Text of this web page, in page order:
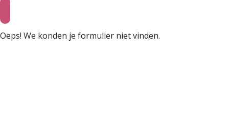
Oeps! We konden je formulier niet vinden.